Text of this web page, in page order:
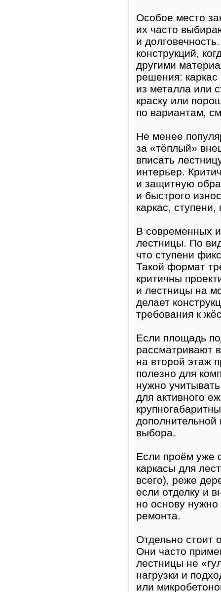
Особое место
их часто
и
конструкций,
другими
решения: каркас
из металла или
краску или
по вариантам,
Не менее
за «тёплый»
вписать
интерьер.
и защитную
и быстрого
каркас,
В современных
лестницы. По
что ступени
Такой формат
критичны
и лестницы на
делает
требования к
Если площадь
рассматривают
на второй этаж
полезно для
нужно
для активного
дополнительной
выбора.
Если проём уже
каркасы для
всего), реже
если отделку и
но основу нужно
ремонта.
Отдельно стоит
Они часто
лестницы не
нагрузки и
или